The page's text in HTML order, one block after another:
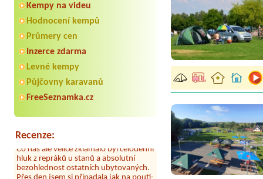
Kempy na videu
Hodnocení kempů
Průmery cen
Inzerce zdarma
Levné kempy
Půjčovny karavanů
FreeSeznamka.cz
Recenze:
Byli jsme zde v týdnu od 25.7. do 1.8.
2026. Kemp jako takový je pěkný. V
umývárně i na WC bylo vždy čisto,
doplněný papír i utěrky, což při
samozřejmost. V kempu je obchod a
Co nás ale velice zklamalo byl celodenní
bezohlednost ostatních ubytovaných.
Přes den jsem si připadala jak na pouti-
z každého koutu hrála jiná